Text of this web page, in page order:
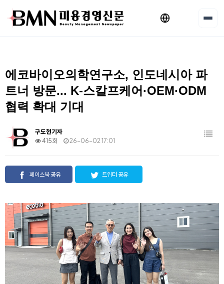
에코바이오의학연구소, 인도네시아 파
트너 방문... K-스칼프케어·OEM·ODM
협력 확대 기대
구도현기자
415회
26-06-02 17:01
페이스북 공유 트위터 공유